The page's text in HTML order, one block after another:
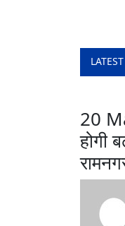
20
होगी